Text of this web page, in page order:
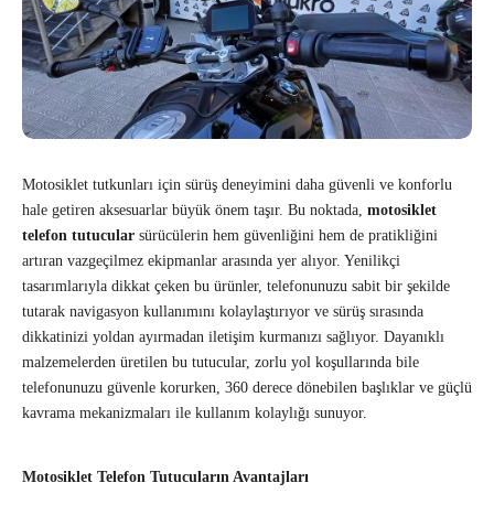
Motosiklet tutkunları için sürüş deneyimini daha güvenli ve konforlu
hale getiren aksesuarlar büyük önem taşır. Bu noktada, motosiklet
telefon tutucular sürücülerin hem güvenliğini hem de pratikliğini
artıran vazgeçilmez ekipmanlar arasında yer alıyor. Yenilikçi
tasarımlarıyla dikkat çeken bu ürünler, telefonunuzu sabit bir şekilde
tutarak navigasyon kullanımını kolaylaştırıyor ve sürüş sırasında
dikkatinizi yoldan ayırmadan iletişim kurmanızı sağlıyor. Dayanıklı
malzemelerden üretilen bu tutucular, zorlu yol koşullarında bile
telefonunuzu güvenle korurken, 360 derece dönebilen başlıklar ve güçlü
kavrama mekanizmaları ile kullanım kolaylığı sunuyor.
Motosiklet Telefon Tutucuların Avantajları